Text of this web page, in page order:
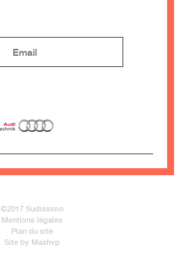
©2017 Sudissimo
Mentions légales
Plan du site
Site by Mashvp